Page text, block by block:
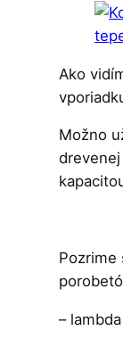
Ako
Možno
Pozrime
–